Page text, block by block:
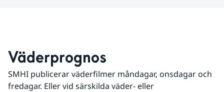
Väderprognos
SMHI publicerar väderfilmer måndagar, onsdagar och
fredagar. Eller vid särskilda väder- eller